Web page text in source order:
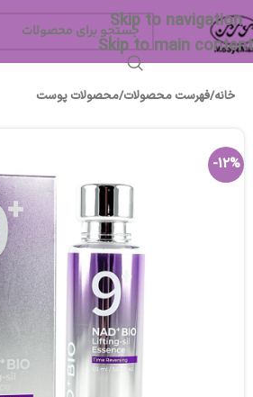
Skip to navigation
Skip to main content
خانه/فهرست محصولات/محصولات پوست
-12%